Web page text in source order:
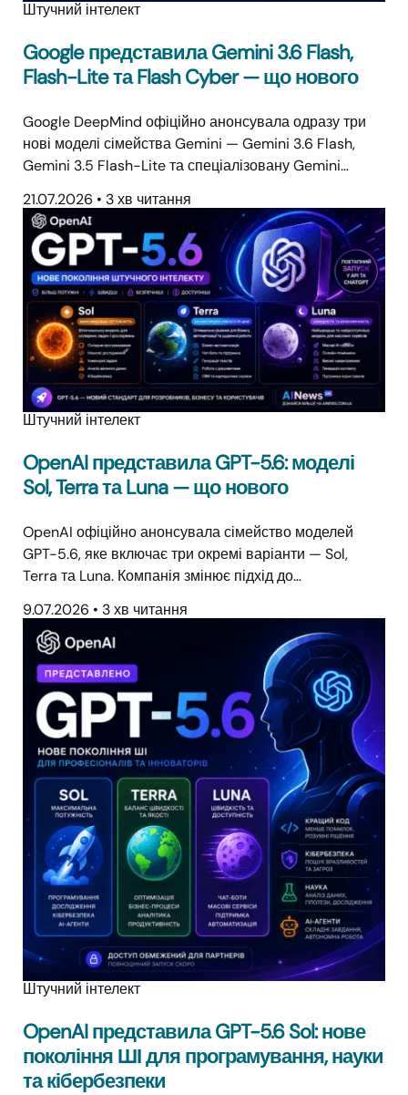
Штучний інтелект
Google представила Gemini 3.6 Flash,
Flash-Lite та Flash Cyber — що нового
Google DeepMind офіційно анонсувала одразу три
нові моделі сімейства Gemini — Gemini 3.6 Flash,
Gemini 3.5 Flash-Lite та спеціалізовану Gemini…
21.07.2026 • 3 хв читання
Штучний інтелект
OpenAI представила GPT-5.6: моделі
Sol, Terra та Luna — що нового
OpenAI офіційно анонсувала сімейство моделей
GPT-5.6, яке включає три окремі варіанти — Sol,
Terra та Luna. Компанія змінює підхід до…
9.07.2026 • 3 хв читання
Штучний інтелект
OpenAI представила GPT-5.6 Sol: нове
покоління ШІ для програмування, науки
та кібербезпеки